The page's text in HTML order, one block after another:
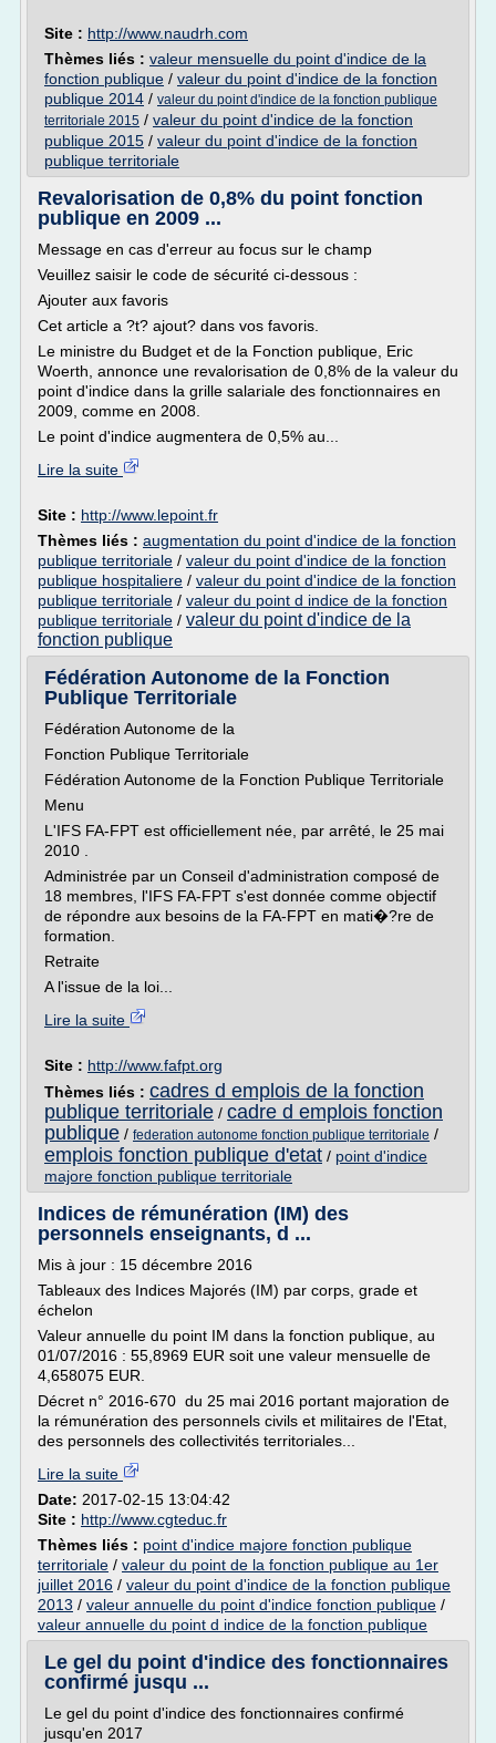
Site : http://www.naudrh.com
Thèmes liés : valeur mensuelle du point d'indice de la
fonction publique / valeur du point d'indice de la fonction
publique 2014 / valeur du point d'indice de la fonction publique
territoriale 2015 / valeur du point d'indice de la fonction
publique 2015 / valeur du point d'indice de la fonction
publique territoriale
Revalorisation de 0,8% du point fonction
publique en 2009 ...
Message en cas d'erreur au focus sur le champ
Veuillez saisir le code de sécurité ci-dessous :
Ajouter aux favoris
Cet article a ?t? ajout? dans vos favoris.
Le ministre du Budget et de la Fonction publique, Eric
Woerth, annonce une revalorisation de 0,8% de la valeur du
point d'indice dans la grille salariale des fonctionnaires en
2009, comme en 2008.
Le point d'indice augmentera de 0,5% au...
Lire la suite
Site : http://www.lepoint.fr
Thèmes liés : augmentation du point d'indice de la fonction
publique territoriale / valeur du point d'indice de la fonction
publique hospitaliere / valeur du point d'indice de la fonction
publique territoriale / valeur du point d indice de la fonction
publique territoriale / valeur du point d'indice de la
fonction publique
Fédération Autonome de la Fonction
Publique Territoriale
Fédération Autonome de la
Fonction Publique Territoriale
Fédération Autonome de la Fonction Publique Territoriale
Menu
L'IFS FA-FPT est officiellement née, par arrêté, le 25 mai
2010 .
Administrée par un Conseil d'administration composé de
18 membres, l'IFS FA-FPT s'est donnée comme objectif
de répondre aux besoins de la FA-FPT en mati�?re de
formation.
Retraite
A l'issue de la loi...
Lire la suite
Site : http://www.fafpt.org
Thèmes liés : cadres d emplois de la fonction
publique territoriale / cadre d emplois fonction
publique / federation autonome fonction publique territoriale /
emplois fonction publique d'etat / point d'indice
majore fonction publique territoriale
Indices de rémunération (IM) des
personnels enseignants, d ...
Mis à jour : 15 décembre 2016
Tableaux des Indices Majorés (IM) par corps, grade et
échelon
Valeur annuelle du point IM dans la fonction publique, au
01/07/2016 : 55,8969 EUR soit une valeur mensuelle de
4,658075 EUR.
Décret n° 2016-670 du 25 mai 2016 portant majoration de
la rémunération des personnels civils et militaires de l'Etat,
des personnels des collectivités territoriales...
Lire la suite
Date: 2017-02-15 13:04:42
Site : http://www.cgteduc.fr
Thèmes liés : point d'indice majore fonction publique
territoriale / valeur du point de la fonction publique au 1er
juillet 2016 / valeur du point d'indice de la fonction publique
2013 / valeur annuelle du point d'indice fonction publique /
valeur annuelle du point d indice de la fonction publique
Le gel du point d'indice des fonctionnaires
confirmé jusqu ...
Le gel du point d'indice des fonctionnaires confirmé
jusqu'en 2017